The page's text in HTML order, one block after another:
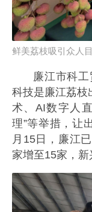
鲜美荔枝吸引众人目
廉江市科
科技是廉江荔枝
术、AI数字人
理”等举措，让
月15日，廉江
家增至15家，新